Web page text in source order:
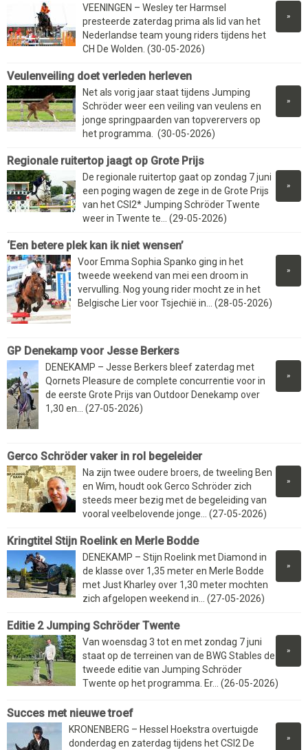
»
VEENINGEN – Wesley ter Harmsel
presteerde zaterdag prima als lid van het
Nederlandse team young riders tijdens het
CH De Wolden. (30-05-2026)
Veulenveiling doet verleden herleven
»
Net als vorig jaar staat tijdens Jumping
Schröder weer een veiling van veulens en
jonge springpaarden van topverervers op
het programma. (30-05-2026)
Regionale ruitertop jaagt op Grote Prijs
»
De regionale ruitertop gaat op zondag 7 juni
een poging wagen de zege in de Grote Prijs
van het CSI2* Jumping Schröder Twente
weer in Twente te... (29-05-2026)
‘Een betere plek kan ik niet wensen’
»
Voor Emma Sophia Spanko ging in het
tweede weekend van mei een droom in
vervulling. Nog young rider mocht ze in het
Belgische Lier voor Tsjechië in... (28-05-2026)
GP Denekamp voor Jesse Berkers
»
DENEKAMP – Jesse Berkers bleef zaterdag met
Qornets Pleasure de complete concurrentie voor in
de eerste Grote Prijs van Outdoor Denekamp over
1,30 en... (27-05-2026)
Gerco Schröder vaker in rol begeleider
»
Na zijn twee oudere broers, de tweeling Ben
en Wim, houdt ook Gerco Schröder zich
steeds meer bezig met de begeleiding van
vooral veelbelovende jonge... (27-05-2026)
Kringtitel Stijn Roelink en Merle Bodde
»
DENEKAMP – Stijn Roelink met Diamond in
de klasse over 1,35 meter en Merle Bodde
met Just Kharley over 1,30 meter mochten
zich afgelopen weekend in... (27-05-2026)
Editie 2 Jumping Schröder Twente
»
Van woensdag 3 tot en met zondag 7 juni
staat op de terreinen van de BWG Stables de
tweede editie van Jumping Schröder
Twente op het programma. Er... (26-05-2026)
Succes met nieuwe troef
»
KRONENBERG – Hessel Hoekstra overtuigde
donderdag en zaterdag tijdens het CSI2 De